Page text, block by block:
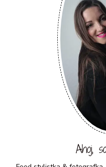
Ahoj,